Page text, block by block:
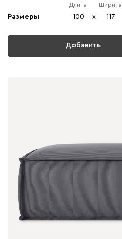
Размеры
Длина
100 x
Ширина
117
Добавить